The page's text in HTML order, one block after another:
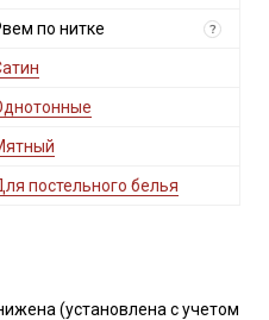
по нитке ?
постельного белья
(установлена с учетом